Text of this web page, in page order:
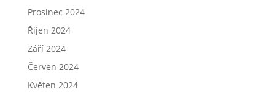
Prosinec 2024
Říjen 2024
Září 2024
Červen 2024
Květen 2024